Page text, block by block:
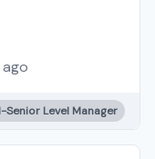
Senior Level Manager